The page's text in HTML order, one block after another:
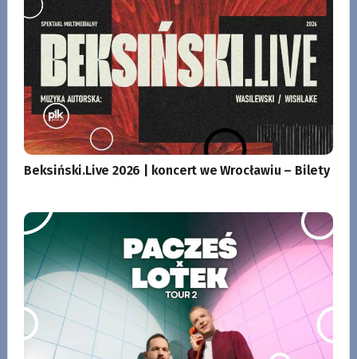
Beksiński.Live 2026 | koncert we Wrocławiu – Bilety